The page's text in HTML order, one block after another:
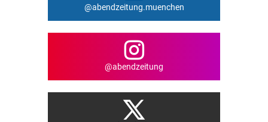
@abendzeitung.muenchen
@abendzeitung